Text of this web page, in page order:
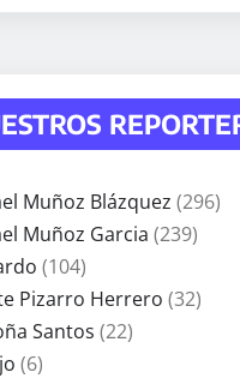
Muñoz Blázquez (296)
Muñoz Garcia (239)
(104)
Pizarro Herrero (32)
Santos (22)
(6)